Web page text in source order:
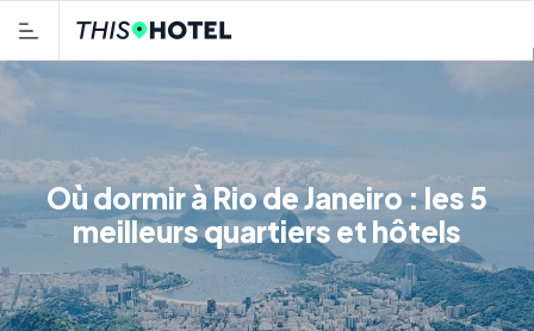
Où dormir à Rio de Janeiro : les 5
meilleurs quartiers et hôtels